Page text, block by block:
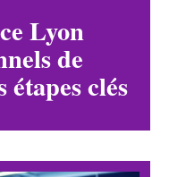
Lyon
de
étapes clés